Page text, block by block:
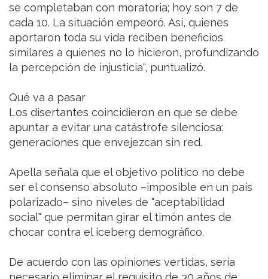
se completaban con moratoria; hoy son 7 de
cada 10. La situación empeoró. Así, quienes
aportaron toda su vida reciben beneficios
similares a quienes no lo hicieron, profundizando
la percepción de injusticia", puntualizó.
Qué va a pasar
Los disertantes coincidieron en que se debe
apuntar a evitar una catástrofe silenciosa:
generaciones que envejezcan sin red.
Apella señala que el objetivo político no debe
ser el consenso absoluto –imposible en un país
polarizado– sino niveles de "aceptabilidad
social" que permitan girar el timón antes de
chocar contra el iceberg demográfico.
De acuerdo con las opiniones vertidas, sería